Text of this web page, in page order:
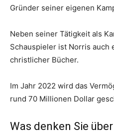
Gründer seiner eigenen
Neben seiner Tätigkeit als
Schauspieler ist Norris auch
christlicher Bücher.
Im Jahr 2022 wird das
rund 70 Millionen Dollar
Was denken Sie